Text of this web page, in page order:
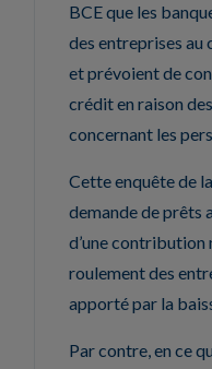
BCE que les
des entreprises
et prévoient de
crédit en raison
concernant les
Cette enquête de
demande de prêts
d’une contribution
roulement des
apporté par la
Par contre, en ce